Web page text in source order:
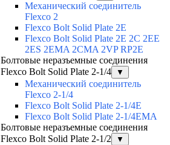
Механический соединитель
Flexco 2
Flexco Bolt Solid Plate 2E
Flexco Bolt Solid Plate 2Е 2С 2ЕЕ
2ES 2EMA 2CMA 2VP RP2E
Болтовые неразъемные соединения
Flexco Bolt Solid Plate 2-1/4
▼
Механический соединитель
Flexco 2-1/4
Flexco Bolt Solid Plate 2-1/4E
Flexco Bolt Solid Plate 2-1/4EMA
Болтовые неразъемные соединения
Flexco Bolt Solid Plate 2-1/2
▼